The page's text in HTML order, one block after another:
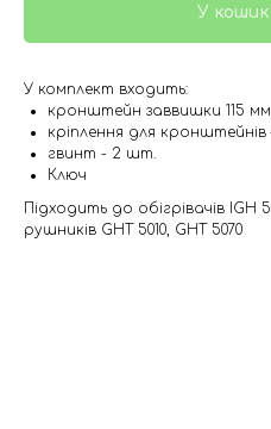
У кошик
У комплект входить:
кронштейн заввишки 115
кріплення для
гвинт - 2 шт.
Ключ
Підходить до обігрівачів IGH
рушників GHT 5010, GHT 5070